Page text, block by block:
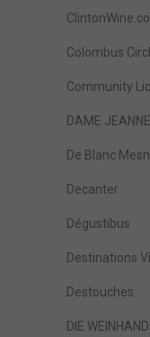
Colombus
Community
DAME JEANNE
De Blanc
Decanter
Dégustibus
Destinations
Destouches
DIE